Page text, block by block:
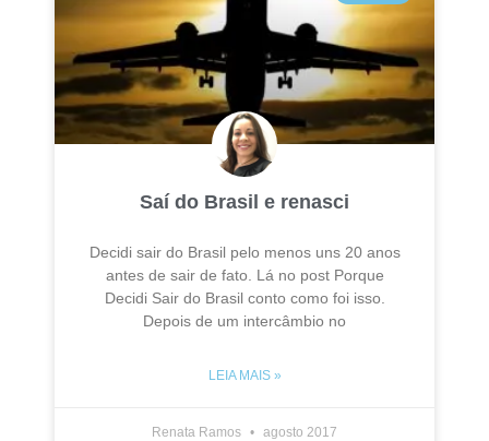
Saí do Brasil e renasci
Decidi sair do Brasil pelo menos uns 20 anos
antes de sair de fato. Lá no post Porque
Decidi Sair do Brasil conto como foi isso.
Depois de um intercâmbio no
LEIA MAIS »
Renata Ramos agosto 2017